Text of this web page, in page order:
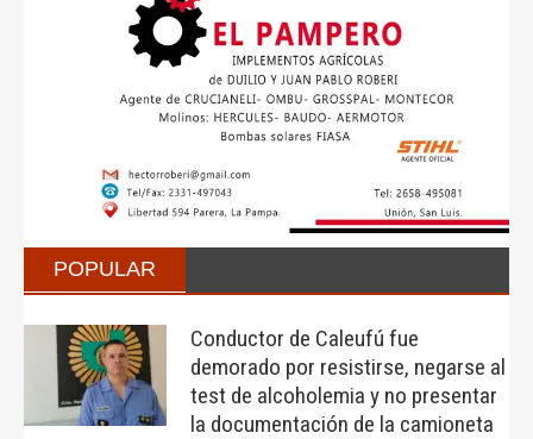
POPULAR
Conductor de Caleufú fue
demorado por resistirse, negarse al
test de alcoholemia y no presentar
la documentación de la camioneta